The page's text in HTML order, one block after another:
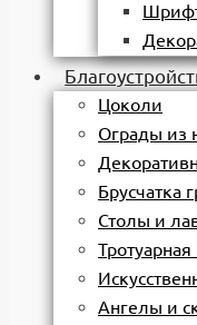
Цоколи
Ограды из
Брусчатка
Столы и
Ангелы и